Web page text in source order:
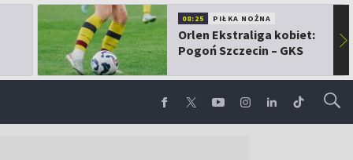
08:25 PIŁKA NOŻNA
Orlen Ekstraliga kobiet:
Pogoń Szczecin – GKS
▶